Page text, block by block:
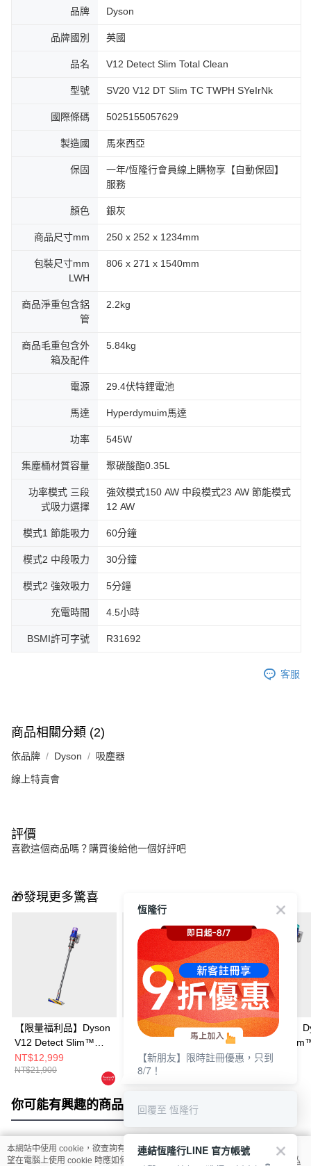
品牌 Dyson
品牌國別 英國
品名 V12 Detect Slim Total Clean
型號 SV20 V12 DT Slim TC TWPH SYeIrNk
國際條碼 5025155057629
製造國 馬來西亞
保固
一年/恆隆行會員線上購物享【自動保固】
服務
顏色 銀灰
商品尺寸mm 250 x 252 x 1234mm
包裝尺寸mm
LWH
806 x 271 x 1540mm
商品淨重包含鋁
管
2.2kg
商品毛重包含外
箱及配件
5.84kg
電源 29.4伏特鋰電池
馬達 Hyperdymuim馬達
功率 545W
集塵桶材質容量 聚碳酸酯0.35L
功率模式 三段
式吸力選擇
強效模式150 AW 中段模式23 AW 節能模式
12 AW
模式1 節能吸力 60分鐘
模式2 中段吸力 30分鐘
模式2 強效吸力 5分鐘
充電時間 4.5小時
BSMI許可字號 R31692
客服
商品相關分類 (2)
依品牌 Dyson 吸塵器
線上特賣會
評價
喜歡這個商品嗎？購買後給他一個好評吧
🎁發現更多驚喜
【限量福利品】Dyson
V12 Detect Slim™
Fluffy 無線吸塵器
NT$12,999
NT$21,900
【限量福利品】Dyson
V12 Detect Slim™
Fluffy 無線吸塵器
NT$14,999
NT$21,900
【限量福利品】
V12 Detect
Fluffy 無線吸塵器
NT$12,999
你可能有興趣的商品 全站排行
熱門標籤
本網站中使用 cookie，欲查詢有關本網站使用 cookie 方式之詳情，及若您不希
望在電腦上使用 cookie 時應如何變更電腦的 cookie 設定，請參閱本網站「
隱私
恆隆行
【新朋友】限時註冊優惠，只到
8/7！
回覆至 恆隆行
連結恆隆行LINE 官方帳號